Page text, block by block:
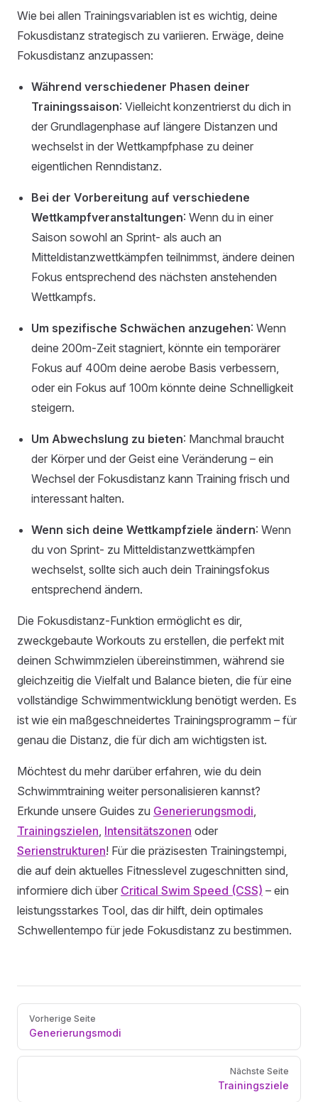
Wie bei allen Trainingsvariablen ist es wichtig, deine
Fokusdistanz strategisch zu variieren. Erwäge, deine
Fokusdistanz anzupassen:
Während verschiedener Phasen deiner
Trainingssaison: Vielleicht konzentrierst du dich in
der Grundlagenphase auf längere Distanzen und
wechselst in der Wettkampfphase zu deiner
eigentlichen Renndistanz.
Bei der Vorbereitung auf verschiedene
Wettkampfveranstaltungen: Wenn du in einer
Saison sowohl an Sprint- als auch an
Mitteldistanzwettkämpfen teilnimmst, ändere deinen
Fokus entsprechend des nächsten anstehenden
Wettkampfs.
Um spezifische Schwächen anzugehen: Wenn
deine 200m-Zeit stagniert, könnte ein temporärer
Fokus auf 400m deine aerobe Basis verbessern,
oder ein Fokus auf 100m könnte deine Schnelligkeit
steigern.
Um Abwechslung zu bieten: Manchmal braucht
der Körper und der Geist eine Veränderung – ein
Wechsel der Fokusdistanz kann Training frisch und
interessant halten.
Wenn sich deine Wettkampfziele ändern: Wenn
du von Sprint- zu Mitteldistanzwettkämpfen
wechselst, sollte sich auch dein Trainingsfokus
entsprechend ändern.
Die Fokusdistanz-Funktion ermöglicht es dir,
zweckgebaute Workouts zu erstellen, die perfekt mit
deinen Schwimmzielen übereinstimmen, während sie
gleichzeitig die Vielfalt und Balance bieten, die für eine
vollständige Schwimmentwicklung benötigt werden. Es
ist wie ein maßgeschneidertes Trainingsprogramm – für
genau die Distanz, die für dich am wichtigsten ist.
Möchtest du mehr darüber erfahren, wie du dein
Schwimmtraining weiter personalisieren kannst?
Erkunde unsere Guides zu Generierungsmodi,
Trainingszielen, Intensitätszonen oder
Serienstrukturen! Für die präzisesten Trainingstempi,
die auf dein aktuelles Fitnesslevel zugeschnitten sind,
informiere dich über Critical Swim Speed (CSS) – ein
leistungsstarkes Tool, das dir hilft, dein optimales
Schwellentempo für jede Fokusdistanz zu bestimmen.
Pager
Vorherige Seite
Generierungsmodi
Nächste Seite
Trainingsziele